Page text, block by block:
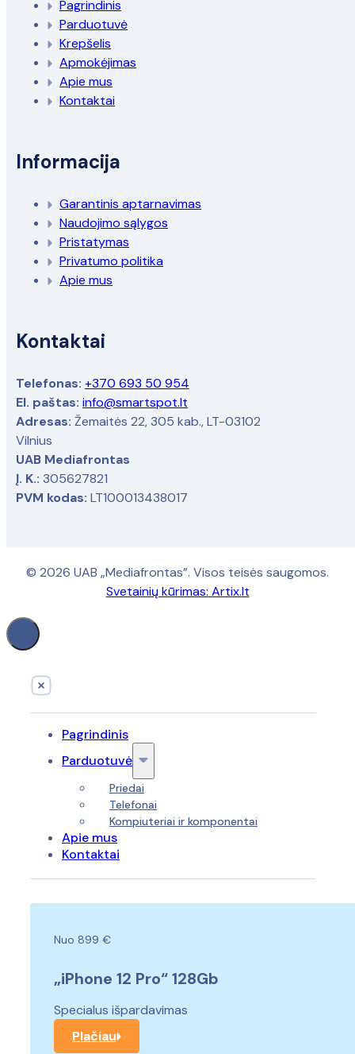
Pagrindinis
Parduotuvė
Krepšelis
Apmokėjimas
Apie mus
Kontaktai
Informacija
Garantinis aptarnavimas
Naudojimo sąlygos
Pristatymas
Privatumo politika
Apie mus
Kontaktai
Telefonas: +370 693 50 954
El. paštas: info@smartspot.lt
Adresas: Žemaitės 22, 305 kab., LT-03102
Vilnius
UAB Mediafrontas
Į. K.: 305627821
PVM kodas: LT100013438017
© 2026 UAB „Mediafrontas”. Visos teisės saugomos.
Svetainių kūrimas: Artix.lt
Pagrindinis
Parduotuvė
Priedai
Telefonai
Kompiuteriai ir komponentai
Apie mus
Kontaktai
Nuo 899 €
„iPhone 12 Pro“ 128Gb
Specialus išpardavimas
Plačiau